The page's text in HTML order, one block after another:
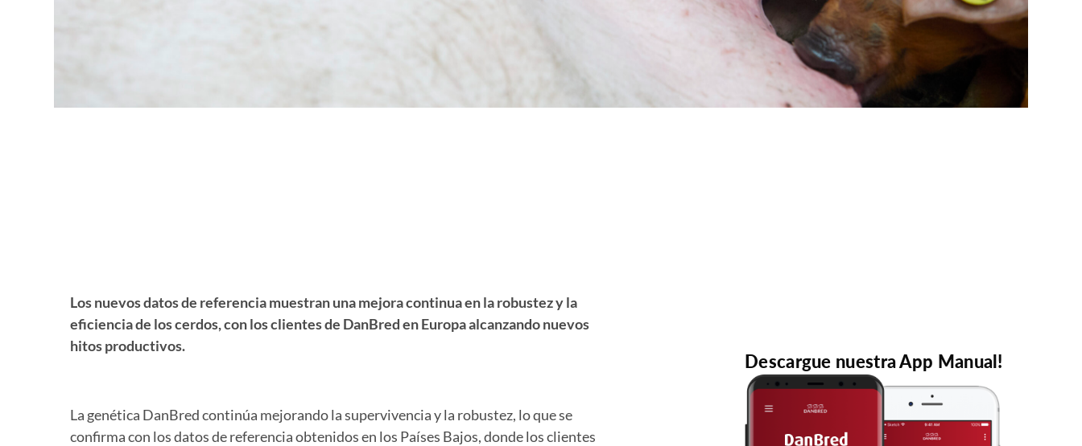
Los nuevos datos de referencia muestran una mejora continua en la robustez y la
eficiencia de los cerdos, con los clientes de DanBred en Europa alcanzando nuevos
hitos productivos.
La genética DanBred continúa mejorando la supervivencia y la robustez, lo que se
confirma con los datos de referencia obtenidos en los Países Bajos, donde los clientes
Descargue nuestra App Manual!